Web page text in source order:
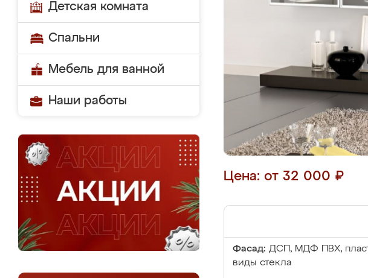
Детская комната
Спальни
Мебель для ванной
Наши работы
Цена: от 32 000 ₽
Фасад: ДСП, МДФ ПВХ,
виды стекла